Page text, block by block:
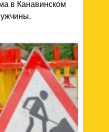
в Канавинском